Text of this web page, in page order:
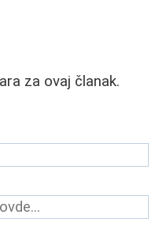
za ovaj članak.